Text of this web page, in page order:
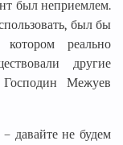
был неприемлем.
был бы
реально
другие
Господин Межуев
давайте не будем